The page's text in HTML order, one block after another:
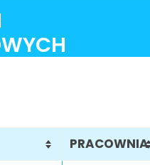
PRACOWNIA